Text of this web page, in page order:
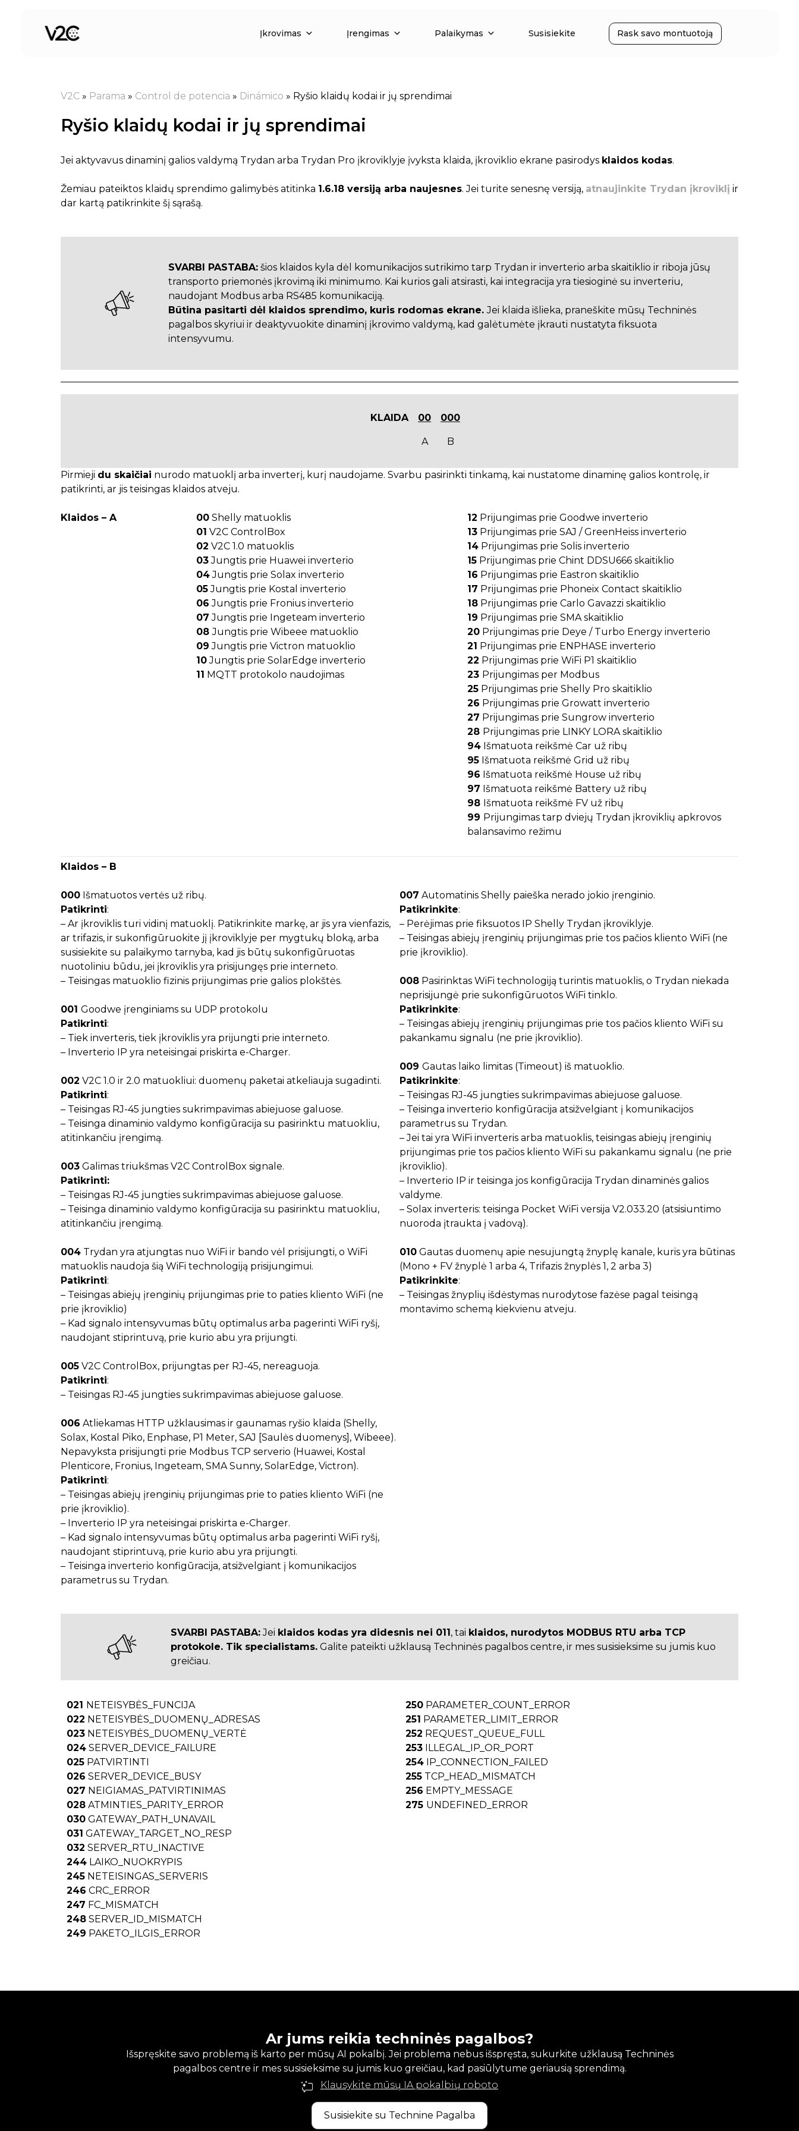
Įkrovimas Įrengimas Palaikymas Susisiekite Rask savo montuotoją
V2C » Parama » Control de potencia » Dinámico » Ryšio klaidų kodai ir jų sprendimai
Ryšio klaidų kodai ir jų sprendimai
Jei aktyvavus dinaminį galios valdymą Trydan arba Trydan Pro įkroviklyje įvyksta klaida, įkroviklio ekrane pasirodys klaidos kodas.
Žemiau pateiktos klaidų sprendimo galimybės atitinka 1.6.18 versiją arba naujesnes. Jei turite senesnę versiją, atnaujinkite Trydan įkroviklį ir
dar kartą patikrinkite šį sąrašą.
SVARBI PASTABA: šios klaidos kyla dėl komunikacijos sutrikimo tarp Trydan ir inverterio arba skaitiklio ir riboja jūsų
transporto priemonės įkrovimą iki minimumo. Kai kurios gali atsirasti, kai integracija yra tiesioginė su inverteriu,
naudojant Modbus arba RS485 komunikaciją.
Būtina pasitarti dėl klaidos sprendimo, kuris rodomas ekrane.Jei klaida išlieka, praneškite mūsų Techninės
pagalbos skyriui ir deaktyvuokite dinaminį įkrovimo valdymą, kad galėtumėte įkrauti nustatyta fiksuota
intensyvumu.
KLAIDA 00 000
A B
Pirmieji du skaičiai nurodo matuoklį arba inverterį, kurį naudojame. Svarbu pasirinkti tinkamą, kai nustatome dinaminę galios kontrolę, ir
patikrinti, ar jis teisingas klaidos atveju.
Klaidos – A 00 Shelly matuoklis
01 V2C ControlBox
02 V2C 1.0 matuoklis
03Jungtis prie Huawei inverterio
04Jungtis prie Solax inverterio
05Jungtis prie Kostal inverterio
06 Jungtis prie Fronius inverterio
07 Jungtis prie Ingeteam inverterio
08Jungtis prie Wibeee matuoklio
09 Jungtis prie Victron matuoklio
10Jungtis prie SolarEdge inverterio
11 MQTT protokolo naudojimas
12 Prijungimas prie Goodwe inverterio
13 Prijungimas prie SAJ / GreenHeiss inverterio
14 Prijungimas prie Solis inverterio
15 Prijungimas prie Chint DDSU666 skaitiklio
16 Prijungimas prie Eastron skaitiklio
17 Prijungimas prie Phoneix Contact skaitiklio
18 Prijungimas prie Carlo Gavazzi skaitiklio
19 Prijungimas prie SMA skaitiklio
20 Prijungimas prie Deye / Turbo Energy inverterio
21 Prijungimas prie ENPHASE inverterio
22 Prijungimas prie WiFi P1 skaitiklio
23 Prijungimas per Modbus
25 Prijungimas prie Shelly Pro skaitiklio
26 Prijungimas prie Growatt inverterio
27 Prijungimas prie Sungrow inverterio
28 Prijungimas prie LINKY LORA skaitiklio
94 Išmatuota reikšmė Car už ribų
95 Išmatuota reikšmė Grid už ribų
96 Išmatuota reikšmė House už ribų
97 Išmatuota reikšmė Battery už ribų
98 Išmatuota reikšmė FV už ribų
99 Prijungimas tarp dviejų Trydan įkroviklių apkrovos
balansavimo režimu
Klaidos – B
000 Išmatuotos vertės už ribų.
Patikrinti:
– Ar įkroviklis turi vidinį matuoklį. Patikrinkite markę, ar jis yra vienfazis,
ar trifazis, ir sukonfigūruokite jį įkroviklyje per mygtukų bloką, arba
susisiekite su palaikymo tarnyba, kad jis būtų sukonfigūruotas
nuotoliniu būdu, jei įkroviklis yra prisijungęs prie interneto.
– Teisingas matuoklio fizinis prijungimas prie galios plokštės.
001 Goodwe įrenginiams su UDP protokolu
Patikrinti:
– Tiek inverteris, tiek įkroviklis yra prijungti prie interneto.
– Inverterio IP yra neteisingai priskirta e-Charger.
002 V2C 1.0 ir 2.0 matuokliui: duomenų paketai atkeliauja sugadinti.
Patikrinti:
– Teisingas RJ-45 jungties sukrimpavimas abiejuose galuose.
– Teisinga dinaminio valdymo konfigūracija su pasirinktu matuokliu,
atitinkančiu įrengimą.
003 Galimas triukšmas V2C ControlBox signale.
Patikrinti:
– Teisingas RJ-45 jungties sukrimpavimas abiejuose galuose.
– Teisinga dinaminio valdymo konfigūracija su pasirinktu matuokliu,
atitinkančiu įrengimą.
004 Trydan yra atjungtas nuo WiFi ir bando vėl prisijungti, o WiFi
matuoklis naudoja šią WiFi technologiją prisijungimui.
Patikrinti:
– Teisingas abiejų įrenginių prijungimas prie to paties kliento WiFi (ne
prie įkroviklio)
– Kad signalo intensyvumas būtų optimalus arba pagerinti WiFi ryšį,
naudojant stiprintuvą, prie kurio abu yra prijungti.
005 V2C ControlBox, prijungtas per RJ-45, nereaguoja.
Patikrinti:
– Teisingas RJ-45 jungties sukrimpavimas abiejuose galuose.
006 Atliekamas HTTP užklausimas ir gaunamas ryšio klaida (Shelly,
Solax, Kostal Piko, Enphase, P1 Meter, SAJ [Saulės duomenys], Wibeee).
Nepavyksta prisijungti prie Modbus TCP serverio (Huawei, Kostal
Plenticore, Fronius, Ingeteam, SMA Sunny, SolarEdge, Victron).
Patikrinti:
– Teisingas abiejų įrenginių prijungimas prie to paties kliento WiFi (ne
prie įkroviklio).
– Inverterio IP yra neteisingai priskirta e-Charger.
– Kad signalo intensyvumas būtų optimalus arba pagerinti WiFi ryšį,
naudojant stiprintuvą, prie kurio abu yra prijungti.
– Teisinga inverterio konfigūracija, atsižvelgiant į komunikacijos
parametrus su Trydan.
007 Automatinis Shelly paieška nerado jokio įrenginio.
Patikrinkite:
– Perėjimas prie fiksuotos IP Shelly Trydan įkroviklyje.
– Teisingas abiejų įrenginių prijungimas prie tos pačios kliento WiFi (ne
prie įkroviklio).
008 Pasirinktas WiFi technologiją turintis matuoklis, o Trydan niekada
neprisijungė prie sukonfigūruotos WiFi tinklo.
Patikrinkite:
– Teisingas abiejų įrenginių prijungimas prie tos pačios kliento WiFi su
pakankamu signalu (ne prie įkroviklio).
009 Gautas laiko limitas (Timeout) iš matuoklio.
Patikrinkite:
– Teisingas RJ-45 jungties sukrimpavimas abiejuose galuose.
– Teisinga inverterio konfigūracija atsižvelgiant į komunikacijos
parametrus su Trydan.
– Jei tai yra WiFi inverteris arba matuoklis, teisingas abiejų įrenginių
prijungimas prie tos pačios kliento WiFi su pakankamu signalu (ne prie
įkroviklio).
– Inverterio IP ir teisinga jos konfigūracija Trydan dinaminės galios
valdyme.
– Solax inverteris: teisinga Pocket WiFi versija V2.033.20 (atsisiuntimo
nuoroda įtraukta į vadovą).
010 Gautas duomenų apie nesujungtą žnyplę kanale, kuris yra būtinas
(Mono + FV žnyplė 1 arba 4, Trifazis žnyplės 1, 2 arba 3)
Patikrinkite:
– Teisingas žnyplių išdėstymas nurodytose fazėse pagal teisingą
montavimo schemą kiekvienu atveju.
SVARBI PASTABA:Jei klaidos kodas yra didesnis nei 011, tai klaidos, nurodytos MODBUS RTU arba TCP
protokole. Tik specialistams. Galite pateikti užklausą Techninės pagalbos centre, ir mes susisieksime su jumis kuo
greičiau.
021 NETEISYBĖS_FUNCIJA
022 NETEISYBĖS_DUOMENŲ_ADRESAS
023 NETEISYBĖS_DUOMENŲ_VERTĖ
024 SERVER_DEVICE_FAILURE
025 PATVIRTINTI
026 SERVER_DEVICE_BUSY
027 NEIGIAMAS_PATVIRTINIMAS
028 ATMINTIES_PARITY_ERROR
030 GATEWAY_PATH_UNAVAIL
031 GATEWAY_TARGET_NO_RESP
032 SERVER_RTU_INACTIVE
244 LAIKO_NUOKRYPIS
245 NETEISINGAS_SERVERIS
246 CRC_ERROR
247 FC_MISMATCH
248 SERVER_ID_MISMATCH
249 PAKETO_ILGIS_ERROR
250 PARAMETER_COUNT_ERROR
251 PARAMETER_LIMIT_ERROR
252 REQUEST_QUEUE_FULL
253 ILLEGAL_IP_OR_PORT
254 IP_CONNECTION_FAILED
255 TCP_HEAD_MISMATCH
256 EMPTY_MESSAGE
275 UNDEFINED_ERROR
Ar jums reikia techninės pagalbos?
Išspręskite savo problemą iš karto per mūsų AI pokalbį. Jei problema nebus išspręsta, sukurkite užklausą Techninės
pagalbos centre ir mes susisieksime su jumis kuo greičiau, kad pasiūlytume geriausią sprendimą.
Klausykite mūsų IA pokalbių roboto
Susisiekite su Technine Pagalba